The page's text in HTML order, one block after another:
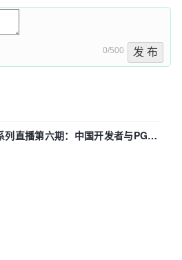
0/500 发 布
直播第六期：中国开发者与PG内
贡献了什么？